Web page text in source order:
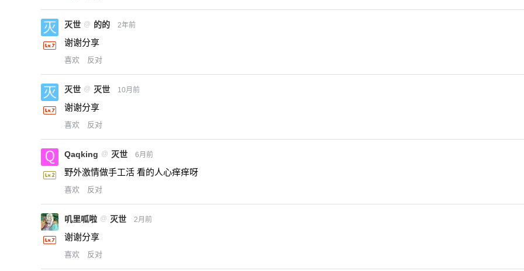
灭世 @ 的的 2年前
谢谢分享
喜欢 反对
灭世 @ 灭世 10月前
谢谢分享
喜欢 反对
Qaqking @ 灭世 6月前
野外激情做手工活 看的人心痒痒呀
喜欢 反对
叽里呱啦 @ 灭世 2月前
谢谢分享
喜欢 反对